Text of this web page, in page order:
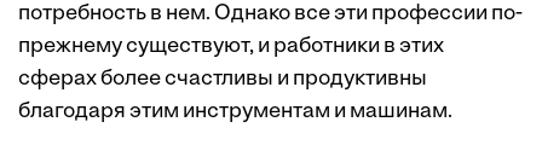
потребность в нем. Однако все эти профессии по-
прежнему существуют, и работники в этих
сферах более счастливы и продуктивны
благодаря этим инструментам и машинам.